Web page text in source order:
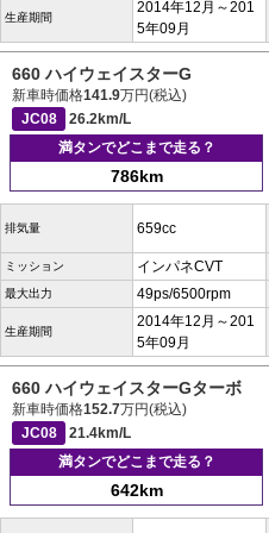
生産期間
2014年12月～201
5年09月
660 ハイウェイスターG
新車時価格141.9万円(税込)
JC08
26.2km/L
満タンでどこまで走る？
786km
排気量 659cc
ミッション インパネCVT
最大出力 49ps/6500rpm
生産期間
2014年12月～201
5年09月
660 ハイウェイスターGターボ
新車時価格152.7万円(税込)
JC08
21.4km/L
満タンでどこまで走る？
642km